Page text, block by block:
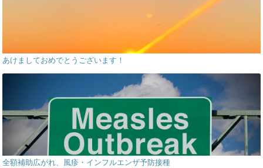
あけましておめでとうございます！
全額補助広がれ、風疹・インフルエンザ予防接種